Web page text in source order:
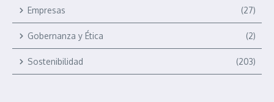
Empresas (27)
Gobernanza y Ética (2)
Sostenibilidad (203)